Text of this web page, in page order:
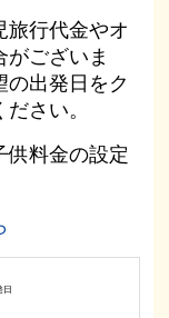
旅行代金やオ
がございま
の出発日をク
さい。
料金の設定
日